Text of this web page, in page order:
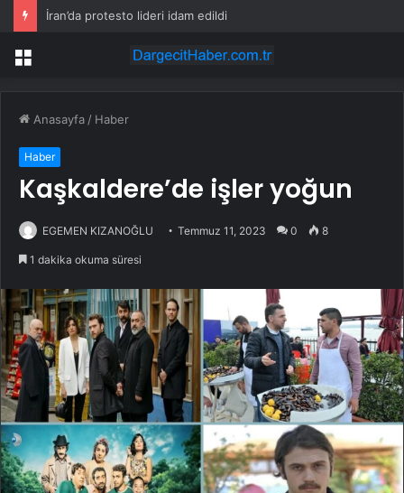
İran’da protesto lideri idam edildi
Menü
Anasayfa / Haber
Haber
Kaşkaldere’de işler yoğun
EGEMEN KIZANOĞLU Temmuz 11, 2023 0 8
1 dakika okuma süresi